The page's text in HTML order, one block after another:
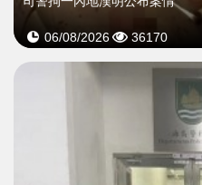
06/08/2026 36170